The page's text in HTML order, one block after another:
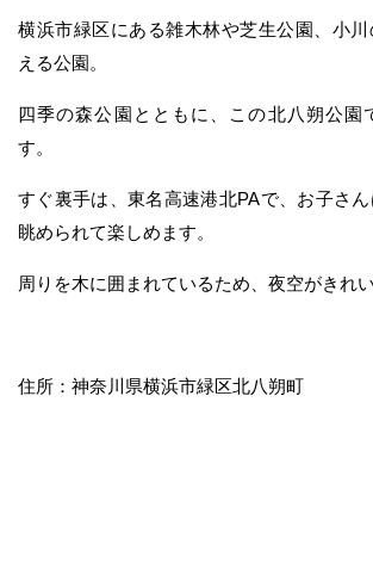
横浜市緑区にある雑木林や芝生公園、小川
える公園。
四季の森公園とともに、この北八朔公園
す。
すぐ裏手は、東名高速港北PAで、お子さ
眺められて楽しめます。
周りを木に囲まれているため、夜空がきれ
住所：神奈川県横浜市緑区北八朔町